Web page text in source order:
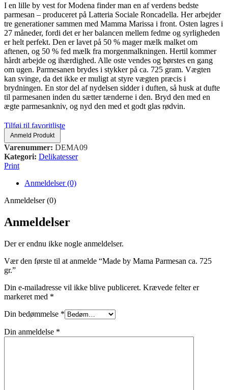
I en lille by vest for Modena finder man en af verdens bedste
parmesan – produceret på Latteria Sociale Roncadella. Her arbejder
tre generationer sammen med Mamma Marissa i front. Osten lagres i
27 måneder, fordi det er her balancen mellem fedme og syrligheden
er helt perfekt. Den er lavet på 50 % mager mælk malket om
aftenen, og 50 % fed mælk fra morgenmalkningen. Hertil kommer
hårdt arbejde og ihærdighed. Alle oste vendes og børstes en gang
om ugen. Parmesanen brydes i stykker på ca. 725 gram. Vægten
kan svinge, da det ikke er muligt at styre vægten præcis i
brydningen. En stor del af nydelsen sidder i duften, så husk at dufte
til parmesanen inden du sætter tænderne i den. Bryd den med en
ægte parmesankniv, og nyd den med et godt glas rødvin.
Tilføj til favoritliste
Anmeld Produkt
Varenummer: DEMA09
Kategori: Delikatesser
Print
Anmeldelser (0)
Anmeldelser (0)
Anmeldelser
Der er endnu ikke nogle anmeldelser.
Vær den første til at anmelde “Made by Mama Parmesan ca. 725
gr.”
Din e-mailadresse vil ikke blive publiceret. Krævede felter er
markeret med *
Din bedømmelse *
Din anmeldelse *